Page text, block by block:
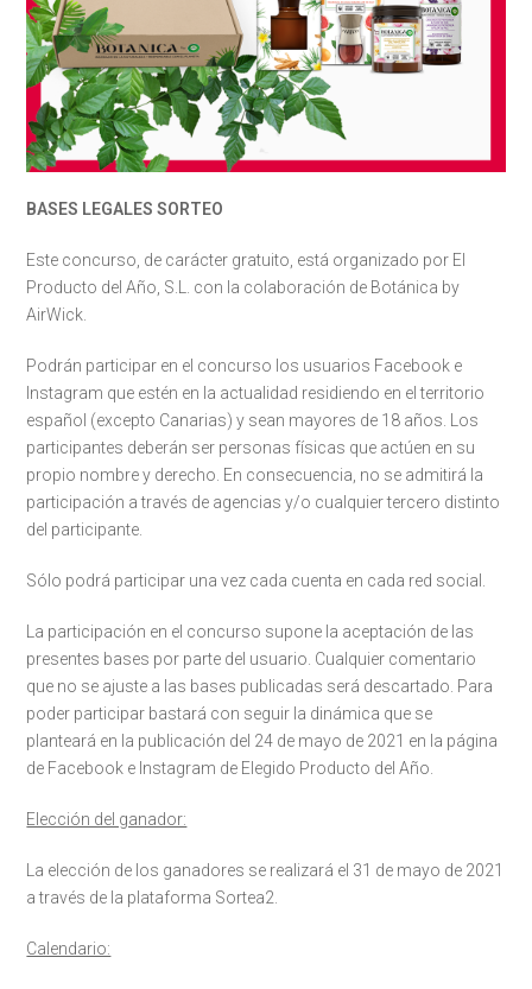
BASES LEGALES SORTEO
Este concurso, de carácter gratuito, está organizado por El
Producto del Año, S.L. con la colaboración de Botánica by
AirWick.
Podrán participar en el concurso los usuarios Facebook e
Instagram que estén en la actualidad residiendo en el territorio
español (excepto Canarias) y sean mayores de 18 años. Los
participantes deberán ser personas físicas que actúen en su
propio nombre y derecho. En consecuencia, no se admitirá la
participación a través de agencias y/o cualquier tercero distinto
del participante.
Sólo podrá participar una vez cada cuenta en cada red social.
La participación en el concurso supone la aceptación de las
presentes bases por parte del usuario. Cualquier comentario
que no se ajuste a las bases publicadas será descartado. Para
poder participar bastará con seguir la dinámica que se
planteará en la publicación del 24 de mayo de 2021 en la página
de Facebook e Instagram de Elegido Producto del Año.
Elección del ganador:
La elección de los ganadores se realizará el 31 de mayo de 2021
a través de la plataforma Sortea2.
Calendario: